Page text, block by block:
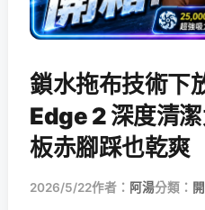
鎖水拖布技術下
Edge 2 深度清
板赤腳踩也乾爽
2026/5/22作者： 阿湯分類：